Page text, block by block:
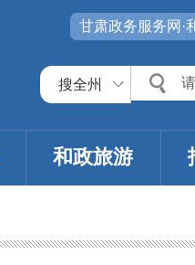
甘肃政务服务网·
搜全州
和政旅游